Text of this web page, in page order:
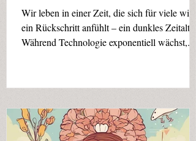
Wir leben in einer Zeit, die sich für viele wie
ein Rückschritt anfühlt – ein dunkles Zeitalter.
Während Technologie exponentiell wächst,...